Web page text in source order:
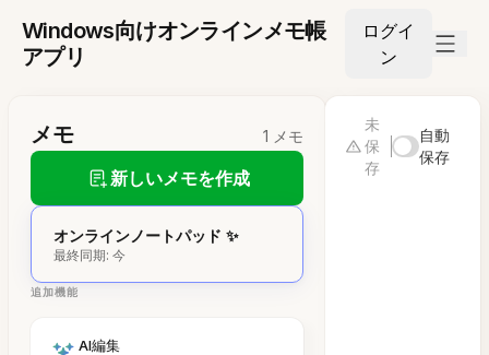
Windows向けオンラインメモ帳
アプリ
ログイ
ン
メモ 1 メモ
新しいメモを作成
オンラインノートパッド ✨
最終同期: 今
追加機能
AI編集
未
保
存
自動
保存